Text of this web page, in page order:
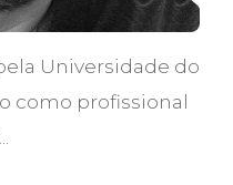
Universidade do
como profissional